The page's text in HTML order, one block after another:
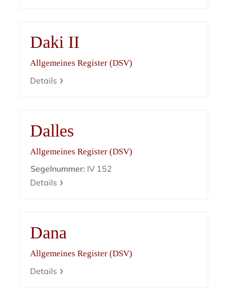
Daki II
Allgemeines Register (DSV)
Details
Dalles
Allgemeines Register (DSV)
Segelnummer: IV 152
Details
Dana
Allgemeines Register (DSV)
Details